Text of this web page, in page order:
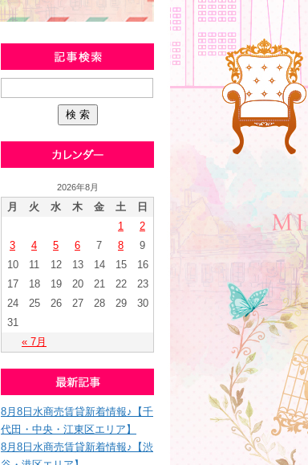
2026年8月
月 火 水 木 金 土 日
« 7月
1
2
3
4 5 6 7 8
9
10
11 12 13 14 15
16
17
18 19 20 21 22
23
24
25 26 27 28 29
30
31
8月8日水商売賃貸新着情報♪【千
代田・中央・江東区エリア】
8月8日水商売賃貸新着情報♪【渋